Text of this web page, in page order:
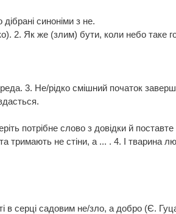
синоніми з не.
2. Як же (злим) бути, коли небо таке
3. Не/рідко смішний початок
потрібне слово з довідки й поставте
не стіни, а ... . 4. І тварина
в серці садовим не/зло, а добро (Є.